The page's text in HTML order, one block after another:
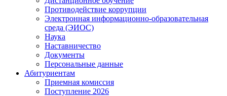
Противодействие коррупции
Электронная информационно-образовательная
среда (ЭИОС)
Наука
Наставничество
Документы
Персональные данные
Абитуриентам
Приемная комиссия
Поступление 2026